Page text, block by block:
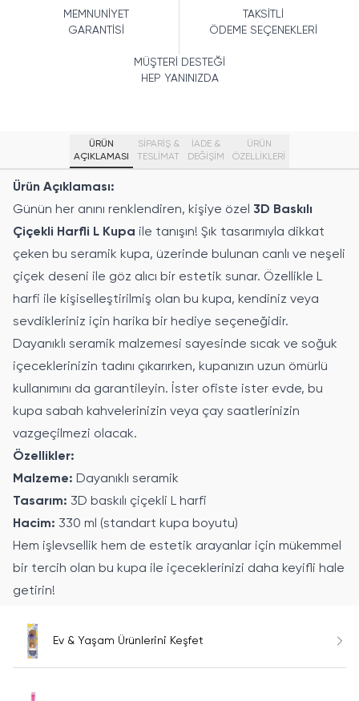
MEMNUNİYET
GARANTİSİ
TAKSİTLİ
ÖDEME SEÇENEKLERİ
MÜŞTERİ DESTEĞİ
HEP YANINIZDA
ÜRÜN
AÇIKLAMASI
SİPARİŞ &
TESLİMAT
İADE &
DEĞİŞİM
ÜRÜN
ÖZELLIKLERI
Ürün Açıklaması:
Günün her anını renklendiren, kişiye özel 3D Baskılı
Çiçekli Harfli L Kupa ile tanışın! Şık tasarımıyla dikkat
çeken bu seramik kupa, üzerinde bulunan canlı ve neşeli
çiçek deseni ile göz alıcı bir estetik sunar. Özellikle L
harfi ile kişiselleştirilmiş olan bu kupa, kendiniz veya
sevdikleriniz için harika bir hediye seçeneğidir.
Dayanıklı seramik malzemesi sayesinde sıcak ve soğuk
içeceklerinizin tadını çıkarırken, kupanızın uzun ömürlü
kullanımını da garantileyin. İster ofiste ister evde, bu
kupa sabah kahvelerinizin veya çay saatlerinizin
vazgeçilmezi olacak.
Özellikler:
Malzeme: Dayanıklı seramik
Tasarım: 3D baskılı çiçekli L harfi
Hacim: 330 ml (standart kupa boyutu)
Hem işlevsellik hem de estetik arayanlar için mükemmel
bir tercih olan bu kupa ile içeceklerinizi daha keyifli hale
getirin!
Ev & Yaşam Ürünlerini Keşfet